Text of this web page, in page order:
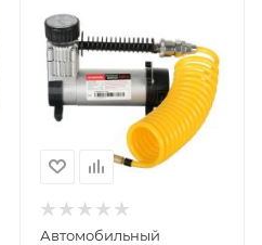
Автомобильный